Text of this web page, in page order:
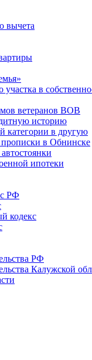
вычета
в
ветеранов ВОВ
историю
категории в другую
в Обнинске
ипотеки
РФ
кодекс
РФ
Калужской